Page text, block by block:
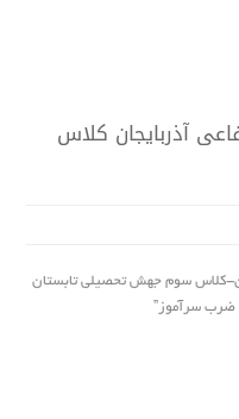
آذربایجان کلاس
کلاس سوم جهش تحصیلی تابستان